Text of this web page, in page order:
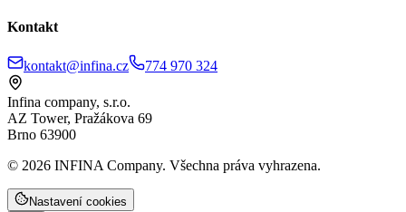
Kontakt
kontakt@infina.cz 774 970 324
Infina company, s.r.o.
AZ Tower, Pražákova 69
Brno 63900
© 2026 INFINA Company. Všechna práva vyhrazena.
Nastavení cookies